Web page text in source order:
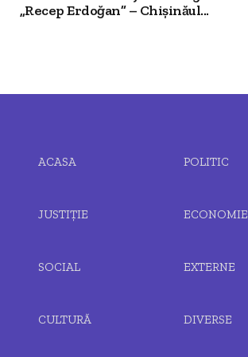
„Recep Erdoğan” – Chișinăul...
ACASA POLITIC
JUSTIȚIE ECONOMIE
SOCIAL EXTERNE
CULTURĂ DIVERSE